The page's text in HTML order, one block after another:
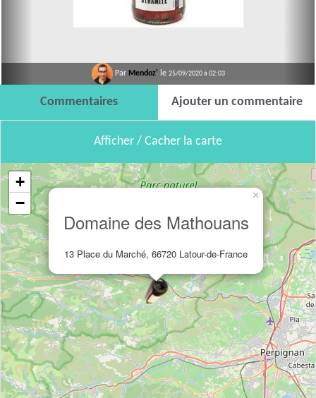
Par Mendoz' le 25/09/2020 à 02:03
Commentaires Ajouter un commentaire
Afficher / Cacher la carte
Domaine des Mathouans
13 Place du Marché, 66720 Latour-de-France
×
+
−